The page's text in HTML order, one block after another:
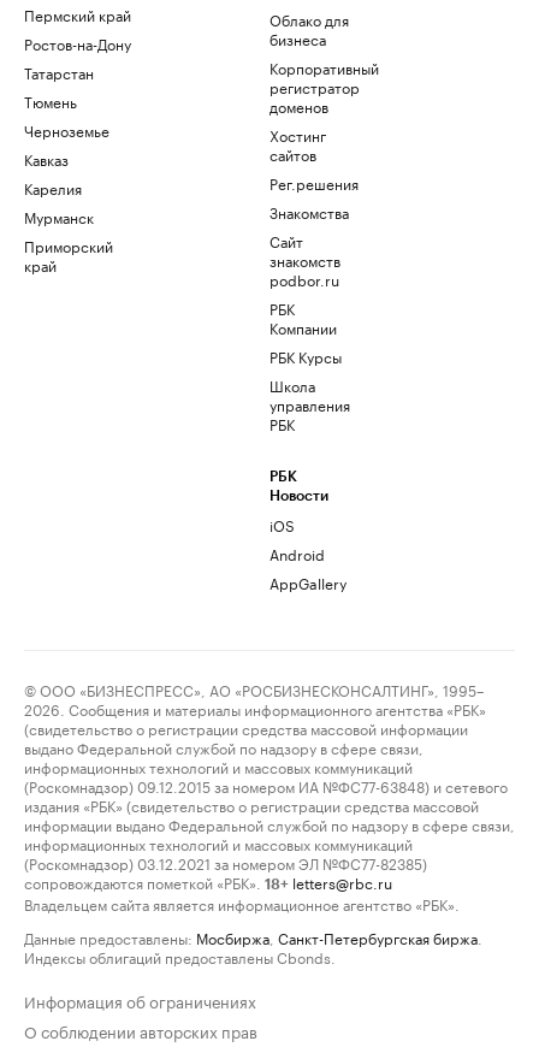
Пермский край
Ростов-на-Дону
Татарстан
Тюмень
Черноземье
Кавказ
Карелия
Мурманск
Приморский
край
Облако для
бизнеса
Корпоративный
регистратор
доменов
Хостинг
сайтов
Рег.решения
Знакомства
Сайт
знакомств
podbor.ru
РБК
Компании
РБК Курсы
Школа
управления
РБК
РБК
Новости
iOS
Android
AppGallery
© ООО «БИЗНЕСПРЕСС», АО «РОСБИЗНЕСКОНСАЛТИНГ», 1995–
2026. Сообщения и материалы информационного агентства «РБК»
(свидетельство о регистрации средства массовой информации
выдано Федеральной службой по надзору в сфере связи,
информационных технологий и массовых коммуникаций
(Роскомнадзор) 09.12.2015 за номером ИА №ФС77-63848) и сетевого
издания «РБК» (свидетельство о регистрации средства массовой
информации выдано Федеральной службой по надзору в сфере связи,
информационных технологий и массовых коммуникаций
(Роскомнадзор) 03.12.2021 за номером ЭЛ №ФС77-82385)
сопровождаются пометкой «РБК».
18+ letters@rbc.ru
Владельцем сайта является информационное агентство «РБК».
Данные предоставлены: Мосбиржа Санкт-Петербургская биржа
Индексы облигаций предоставлены Cbonds.
Информация об ограничениях
О соблюдении авторских прав